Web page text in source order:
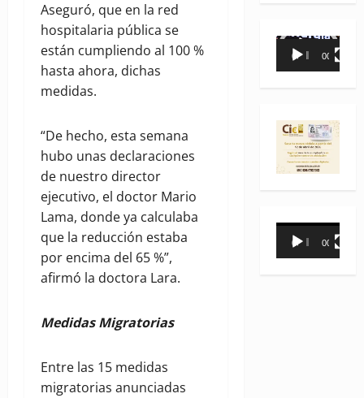
Aseguró, que en la red
hospitalaria pública se
están cumpliendo al 100 %
hasta ahora, dichas
medidas.
“De hecho, esta semana
hubo unas declaraciones
de nuestro director
ejecutivo, el doctor Mario
Lama, donde ya calculaba
que la reducción estaba
por encima del 65 %”,
afirmó la doctora Lara.
Medidas Migratorias
Entre las 15 medidas
migratorias anunciadas
Reproductor
00:00 00:35
Reproductor
00:00 00:31